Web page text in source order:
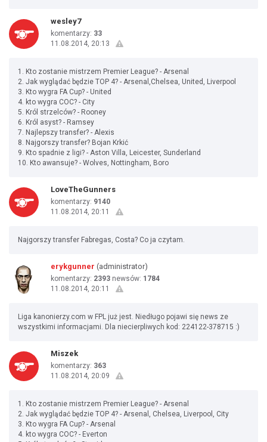
wesley7
komentarzy: 33
11.08.2014, 20:13
1. Kto zostanie mistrzem Premier League? - Arsenal
2. Jak wyglądać będzie TOP 4? - Arsenal,Chelsea, United, Liverpool
3. Kto wygra FA Cup? - United
4. kto wygra COC? - City
5. Król strzelców? - Rooney
6. Król asyst? - Ramsey
7. Najlepszy transfer? - Alexis
8. Najgorszy transfer? Bojan Krkić
9. Kto spadnie z ligi? - Aston Villa, Leicester, Sunderland
10. Kto awansuje? - Wolves, Nottingham, Boro
LoveTheGunners
komentarzy: 9140
11.08.2014, 20:11
Najgorszy transfer Fabregas, Costa? Co ja czytam.
erykgunner (administrator)
komentarzy: 2393 newsów: 1784
11.08.2014, 20:11
Liga kanonierzy.com w FPL już jest. Niedługo pojawi się news ze
wszystkimi informacjami. Dla niecierpliwych kod: 224122-378715 :)
Miszek
komentarzy: 363
11.08.2014, 20:09
1. Kto zostanie mistrzem Premier League? - Arsenal
2. Jak wyglądać będzie TOP 4? - Arsenal, Chelsea, Liverpool, City
3. Kto wygra FA Cup? - Arsenal
4. kto wygra COC? - Everton